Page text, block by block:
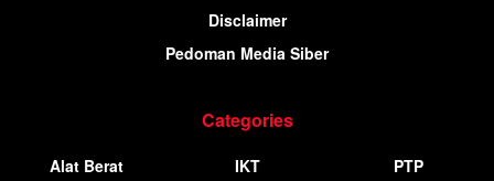
Disclaimer
Pedoman Media Siber
Categories
Alat Berat
IKT
PTP